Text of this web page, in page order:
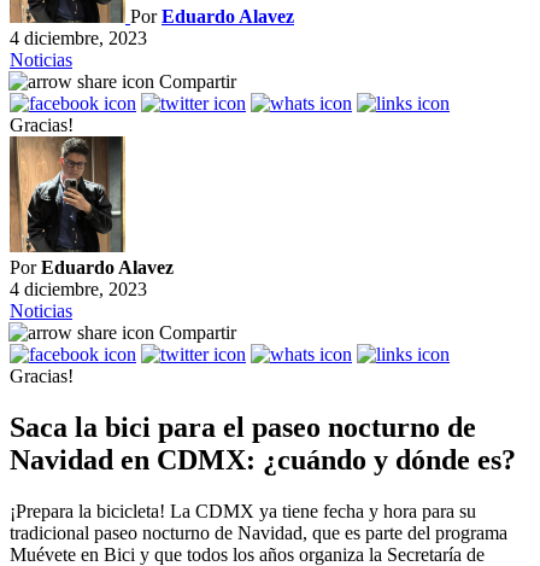
PorEduardo Alavez
4 diciembre, 2023
Noticias
Compartir
Gracias!
PorEduardo Alavez
4 diciembre, 2023
Noticias
Compartir
Gracias!
Saca la bici para el paseo nocturno de
Navidad en CDMX: ¿cuándo y dónde es?
¡Prepara la bicicleta! La CDMX ya tiene fecha y hora para su
tradicional paseo nocturno de Navidad, que es parte del programa
Muévete en Bici y que todos los años organiza la Secretaría de